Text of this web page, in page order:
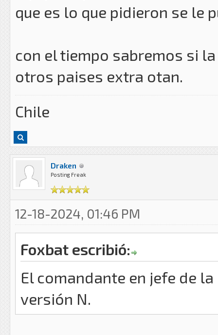
que es lo que pidieron se le
con el tiempo sabremos si
otros paises extra otan.
Chile
Draken
Posting Freak
12-18-2024, 01:46 PM
Foxbat escribió:
El comandante en jefe de
versión N.